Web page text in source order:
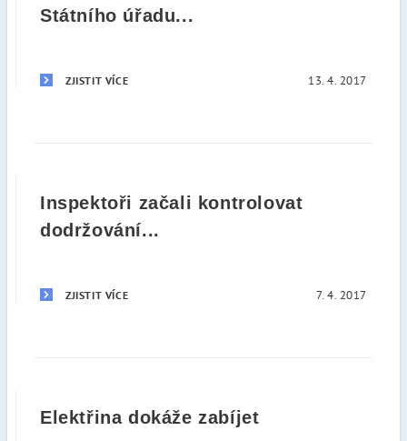
Státního úřadu...
ZJISTIT VÍCE 13. 4. 2017
Inspektoři začali kontrolovat
dodržování...
ZJISTIT VÍCE 7. 4. 2017
Elektřina dokáže zabíjet